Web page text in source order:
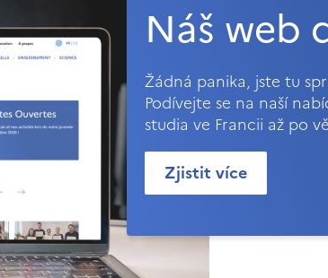
Náš web
Žádná panika, jste tu
Podívejte se na naší
studia ve Francii až po
Zjistit více